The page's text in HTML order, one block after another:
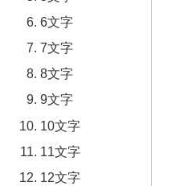
6文字
7文字
8文字
9文字
10文字
11文字
12文字